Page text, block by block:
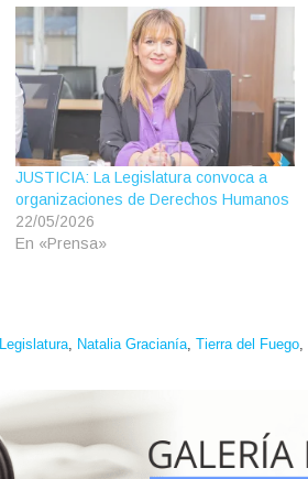
JUSTICIA: La Legislatura convoca a
organizaciones de Derechos Humanos
22/05/2026
En «Prensa»
Legislatura, Natalia Gracianía, Tierra del Fuego,